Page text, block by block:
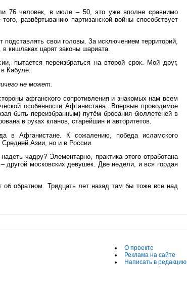
76 человек, в июле – 50, это уже вполне сравнимо
развёртыванию партизанской войны способствует
подставлять свои головы. За исключением территорий,
кишлаках царят законы шариата.
пытается переизбраться на второй срок. Мой друг,
Кабуле:
не может.
афганского сопротивления и знакомых нам всем
особенности Афганистана. Впервые проводимое
быть переизбранным) путём бросания бюллетеней в
в руках кланов, старейшин и авторитетов.
в Афганистане. К сожалению, победа исламского
Азии, но и в России.
чадру? Элементарно, практика этого отработана
другой московских девушек. Две недели, и вся гордая
об обратном. Тридцать лет назад там бы тоже все над
О проекте
Реклама на сайте
Написать в редакцию